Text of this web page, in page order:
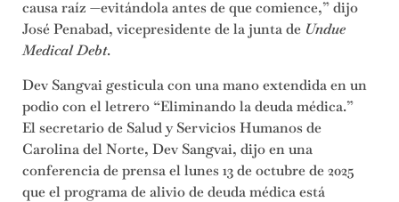
causa raíz —evitándola antes de que comience,” dijo
José Penabad, vicepresidente de la junta de Undue
Medical Debt.
Dev Sangvai gesticula con una mano extendida en un
podio con el letrero “Eliminando la deuda médica.”
El secretario de Salud y Servicios Humanos de
Carolina del Norte, Dev Sangvai, dijo en una
conferencia de prensa el lunes 13 de octubre de 2025
que el programa de alivio de deuda médica está